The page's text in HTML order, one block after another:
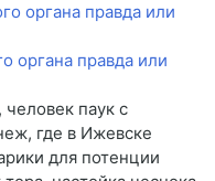
органа правда или
паук с
где в Ижевске
для потенции